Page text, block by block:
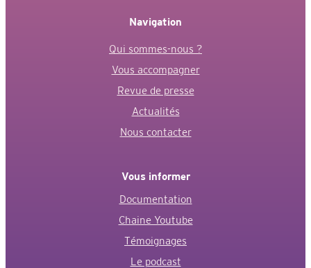
Navigation
Qui sommes-nous ?
Vous accompagner
Revue de presse
Actualités
Nous contacter
Vous informer
Documentation
Chaine Youtube
Témoignages
Le podcast